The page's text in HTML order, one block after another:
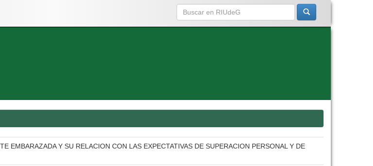
EMBARAZADA Y SU RELACION CON LAS EXPECTATIVAS DE SUPERACION PERSONAL Y DE